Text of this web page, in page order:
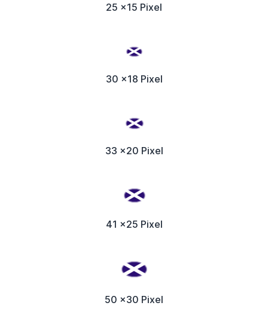
25 x15 Pixel
30 x18 Pixel
33 x20 Pixel
41 x25 Pixel
50 x30 Pixel